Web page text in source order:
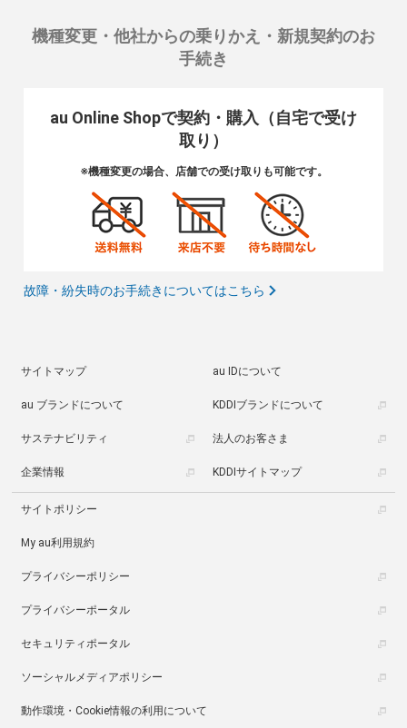
機種変更・他社からの乗りかえ・新規契約のお
手続き
au Online Shopで契約・購入（自宅で受け
取り）
※機種変更の場合、店舗での受け取りも可能です。
故障・紛失時のお手続きについてはこちら
サイトマップ au IDについて
au ブランドについて KDDIブランドについて
サステナビリティ 法人のお客さま
企業情報 KDDIサイトマップ
サイトポリシー
My au利用規約
プライバシーポリシー
プライバシーポータル
セキュリティポータル
ソーシャルメディアポリシー
動作環境・Cookie情報の利用について